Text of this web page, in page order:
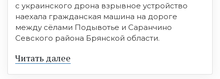
с украинского дрона взрывное устройство
наехала гражданская машина на дороге
между сёлами Подывотье и Саранчино
Севского района Брянской области.
Читать далее